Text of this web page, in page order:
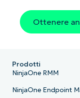
Ottenere
Prodotti
NinjaOne RMM
NinjaOne Endpoint